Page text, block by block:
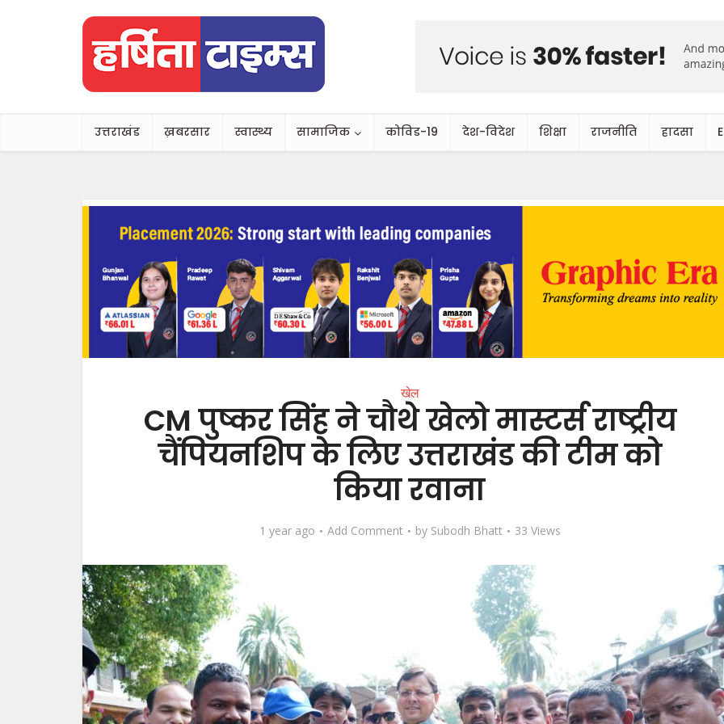
उत्तराखंड ख़बरसार स्वास्थ्य सामाजिक कोविड-19 देश-विदेश शिक्षा राजनीति हादसा
खेल
CM पुष्कर सिंह ने चौथे खेलो मास्टर्स राष्ट्रीय
चैंपियनशिप के लिए उत्तराखंड की टीम को
किया रवाना
1 year ago Add Comment by Subodh Bhatt 33 Views